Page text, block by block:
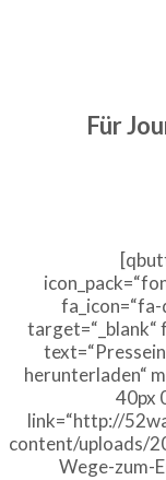
Für
target=“_blank“
herunterladen“
40px
link=“http://
content/uploads/
Wege-zum-